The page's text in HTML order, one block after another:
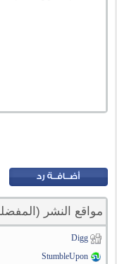
مواقع النشر
Digg
StumbleUpon